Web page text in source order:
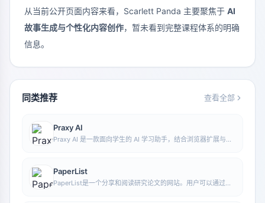
从当前公开页面内容来看，Scarlett Panda 主要聚焦于 AI
故事生成与个性化内容创作，暂未看到完整课程体系的明确
信息。
同类推荐 查看全部
Praxy AI
Praxy AI 是一款面向学生的 AI 学习助手，结合浏览器扩展与虚
PaperList
PaperList是一个分享和阅读研究论文的网站。用户可以通过注